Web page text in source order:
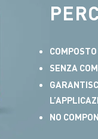
SENZA
NO